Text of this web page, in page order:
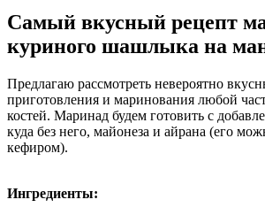
Самый вкусный рецепт
куриного шашлыка на
Предлагаю рассмотреть невероятно
приготовления и маринования любой
костей. Маринад будем готовить с
куда без него, майонеза и айрана (его
кефиром).
Ингредиенты: